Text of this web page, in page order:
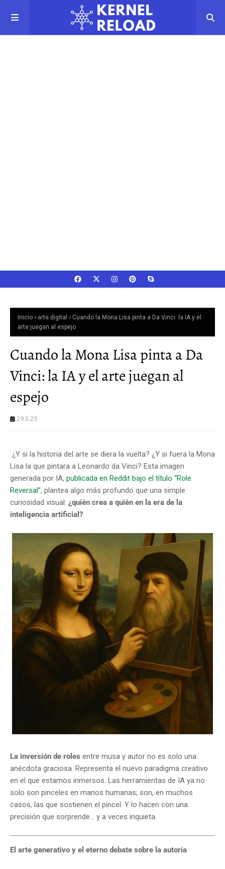
Inicio arte digital
Cuando la Mona Lisa pinta a Da Vinci: la IA y el
arte juegan al espejo
Cuando la Mona Lisa pinta a Da
Vinci: la IA y el arte juegan al
espejo
29.3.25
¿Y si la historia del arte se diera la vuelta? ¿Y si fuera la Mona
Lisa la que pintara a Leonardo da Vinci? Esta imagen
generada por IA, publicada en Reddit bajo el título “Role
Reversal”, plantea algo más profundo que una simple
curiosidad visual: ¿quién crea a quién en la era de la
inteligencia artificial?
La inversión de roles entre musa y autor no es solo una
anécdota graciosa. Representa el nuevo paradigma creativo
en el que estamos inmersos. Las herramientas de IA ya no
solo son pinceles en manos humanas; son, en muchos
casos, las que sostienen el pincel. Y lo hacen con una
precisión que sorprende… y a veces inquieta.
El arte generativo y el eterno debate sobre la autoría